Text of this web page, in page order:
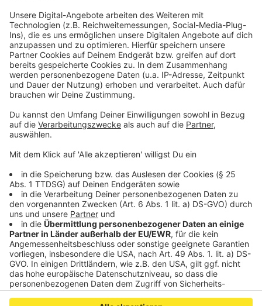
Wenige Minuten später sind sie laut Polizei vor dem
"Nikolaus-Grill" (Kaiserstraße 83) erneut
aufeinandergetroffen. Bei der körperlichen
Auseinandersetzung zwischen dem Unbekannten und
seinem 45 Jahre alten Opfer soll es dann zu den
Messerstichen gekommen sein.
Der Täter ist anschließend in Richtung Bahnhofstraße
entkommen.
Das Opfer musste schwer verletzt in ein Krankenhaus
gebracht werden.
Anzeige
Anzeige